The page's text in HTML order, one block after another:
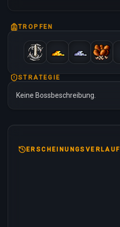
TROPFEN
STRATEGIE
Keine Bossbeschreibung.
ERSCHEINUNGSVERLAUF